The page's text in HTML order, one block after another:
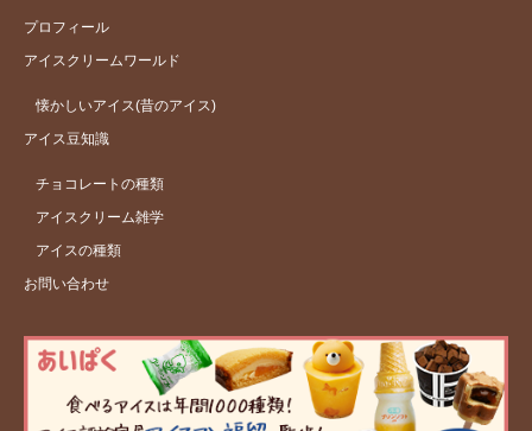
プロフィール
アイスクリームワールド
懐かしいアイス(昔のアイス)
アイス豆知識
チョコレートの種類
アイスクリーム雑学
アイスの種類
お問い合わせ